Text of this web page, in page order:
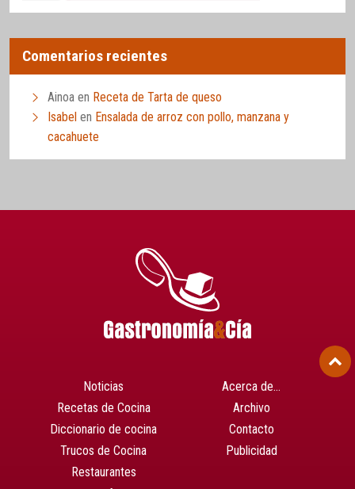
Comentarios recientes
Ainoa en Receta de Tarta de queso
Isabel en Ensalada de arroz con pollo, manzana y
cacahuete
Noticias
Recetas de Cocina
Diccionario de cocina
Trucos de Cocina
Restaurantes
Acerca de…
Archivo
Contacto
Publicidad